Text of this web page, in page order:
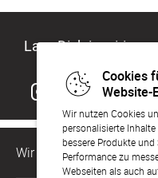
Cookies
Website-
Wir nutzen Cookies
personalisierte
bessere Produkte
Performance zu
Webseiten als auch
Lass Dich inspirieren
Wir sind für Dich da